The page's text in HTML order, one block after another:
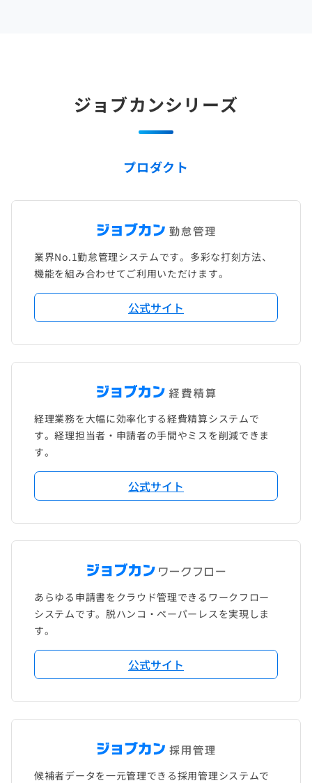
ジョブカンシリーズ
プロダクト
業界No.1勤怠管理システムです。多彩な打刻方法、
機能を組み合わせてご利用いただけます。
公式サイト
経理業務を大幅に効率化する経費精算システムで
す。経理担当者・申請者の手間やミスを削減できま
す。
公式サイト
あらゆる申請書をクラウド管理できるワークフロー
システムです。脱ハンコ・ペーパーレスを実現しま
す。
公式サイト
候補者データを一元管理できる採用管理システムで